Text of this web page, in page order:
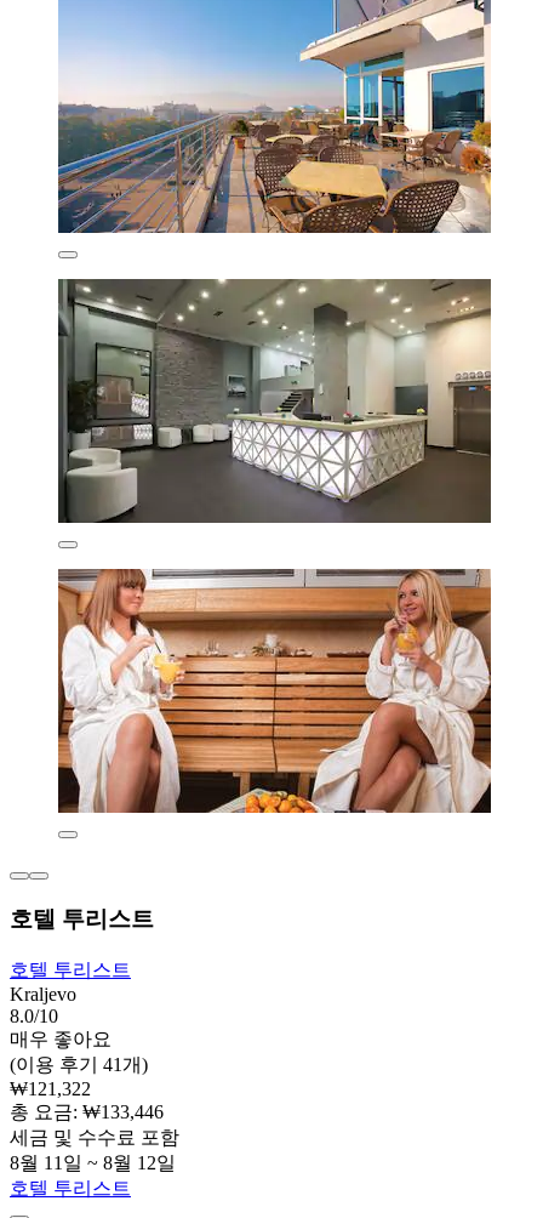
호텔 투리스트
호텔 투리스트
Kraljevo
8.0/10
매우 좋아요
(이용 후기 41개)
₩121,322
총 요금: ₩133,446
세금 및 수수료 포함
8월 11일 ~ 8월 12일
호텔 투리스트